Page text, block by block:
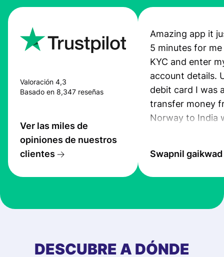
Valoración 4,3
Basado en 8,347 reseñas
Ver las miles de
opiniones de nuestros
clientes
Amazing app it
5 minutes for
KYC and enter
account details.
debit card I was
transfer money
Norway to India
for the first
wants to
Swapnil gaikwad
DESCUBRE A DÓNDE